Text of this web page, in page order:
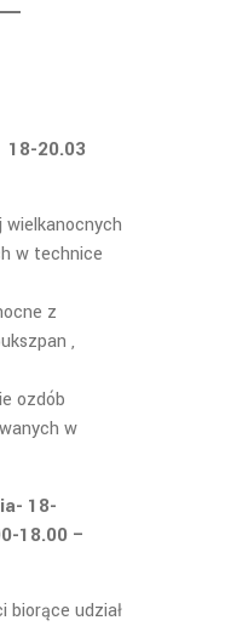
20.03
wielkanocnych
w technice
z
,
ozdób
w
18-
18.00 –
biorące udział